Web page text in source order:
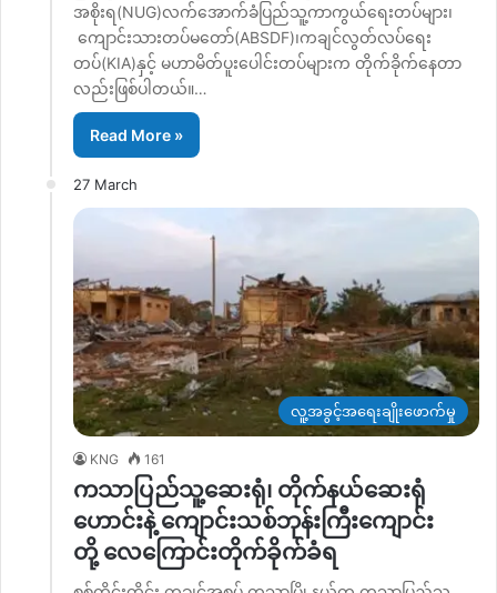
အစိုးရ(NUG)လက်အောက်ခံပြည်သူ့ကာကွယ်ရေးတပ်များ၊
ကျောင်းသားတပ်မတော်(ABSDF)၊ကချင်လွတ်လပ်ရေး
တပ်(KIA)နှင့် မဟာမိတ်ပူးပေါင်းတပ်များက တိုက်ခိုက်နေတာ
လည်းဖြစ်ပါတယ်။…
Read More »
27 March
လူ့အခွင့်အရေးချိုးဖောက်မှု
KNG 161
ကသာပြည်သူ့ဆေးရုံ၊ တိုက်နယ်ဆေးရုံ
ဟောင်းနဲ့ ကျောင်းသစ်ဘုန်းကြီးကျောင်း
တို့ လေကြောင်းတိုက်ခိုက်ခံရ